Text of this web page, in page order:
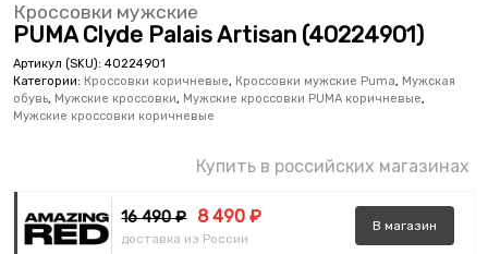
Кроссовки мужские
PUMA Clyde Palais Artisan (40224901)
Артикул (SKU): 40224901
Категории: Кроссовки коричневые, Кроссовки мужские Puma, Мужская
обувь, Мужские кроссовки, Мужские кроссовки PUMA коричневые,
Мужские кроссовки коричневые
Купить в российских магазинах
16 490 ₽ 8 490 ₽
доставка из России
В магазин